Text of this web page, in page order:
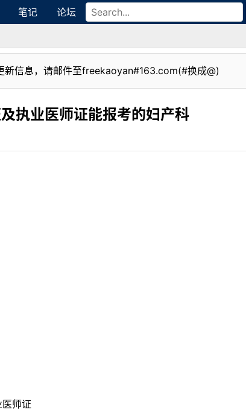
笔记 论坛
新信息，请邮件至freekaoyan#163.com(#换成@)
执业医师证能报考的妇产科
师证